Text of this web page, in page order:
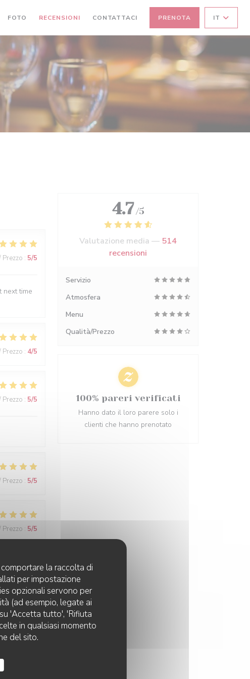
la raccolta di
per impostazione
opzionali servono per
(ad esempio, legate ai
'Accetta tutto', 'Rifiuta
in qualsiasi momento
del sito.
FOTO RECENSIONI CONTATTACI PRENOTA IT
Prezzo : 5/5
next time
Prezzo : 4/5
Prezzo : 5/5
Prezzo : 5/5
Prezzo : 5/5
de l
il n
4.7 /5
Valutazione media — 514
recensioni
Servizio
Atmosfera
Menu
Qualità/Prezzo
100% pareri verificati
Hanno dato il loro parere solo i
clienti che hanno prenotato